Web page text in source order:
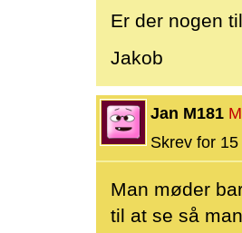
Er der nogen
Jakob
Jan M181
Skrev for
Man møder
til at se så